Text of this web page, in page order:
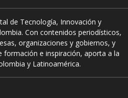
de Tecnología, Innovación y
Con contenidos periodísticos,
organizaciones y gobiernos, y
formación e inspiración, aporta a la
y Latinoamérica.